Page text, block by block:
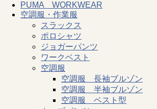
PUMA WORKWEAR
空調服・作業服
スラックス
ポロシャツ
ジョガーパンツ
ワークベスト
空調服
空調服 長袖ブルゾン
空調服 半袖ブルゾン
空調服 ベスト型